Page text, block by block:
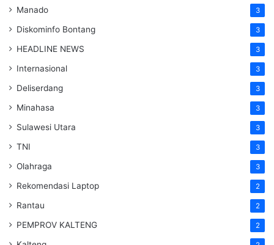
Manado 3
Diskominfo Bontang 3
HEADLINE NEWS 3
Internasional 3
Deliserdang 3
Minahasa 3
Sulawesi Utara 3
TNI 3
Olahraga 3
Rekomendasi Laptop 2
Rantau 2
PEMPROV KALTENG 2